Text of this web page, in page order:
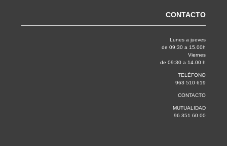
CONTACTO
Lunes a jueves
de 09:30 a 15.00h
Viernes
de 09:30 a 14.00 h
TELÉFONO
963 510 619
CONTACTO
MUTUALIDAD
96 351 60 00